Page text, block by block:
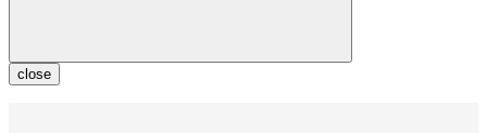
close